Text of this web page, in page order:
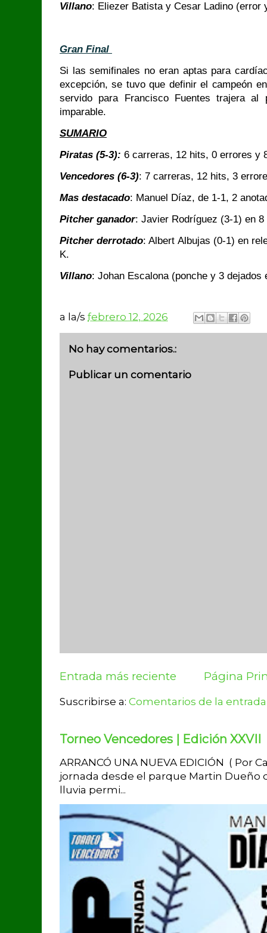
Villano: Eliezer Batista y Cesar Ladino (error
Gran Final
Si las semifinales no eran aptas para
excepción, se tuvo que definir el campeón
servido para Francisco Fuentes trajera
imparable.
SUMARIO
Piratas (5-3): 6 carreras, 12 hits, 0 errores y
Vencedores (6-3): 7 carreras, 12 hits, 3
Mas destacado: Manuel Díaz, de 1-1, 2
Pitcher ganador: Javier Rodríguez (3-1) en 8
Pitcher derrotado: Albert Albujas (0-1) en
K.
Villano: Johan Escalona (ponche y 3
a la/s febrero 12, 2026
No hay comentarios.:
Publicar un comentario
Entrada más reciente Página
Suscribirse a: Comentarios de la
Torneo Vencedores | Edición XXVII
ARRANCÓ UNA NUEVA EDICIÓN ( Por
jornada desde el parque Martin Dueño
lluvia permi...